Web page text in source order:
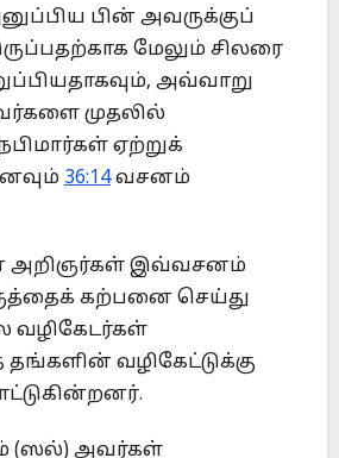
பின் அவருக்குப்
மேலும் சிலரை
அவ்வாறு
முதலில்
ஏற்றுக்
36:14வசனம்
அறிஞர்கள் இவ்வசனம்
கற்பனை செய்து
வழிகேடர்கள்
வழிகேட்டுக்கு
(ஸல்) அவர்கள்